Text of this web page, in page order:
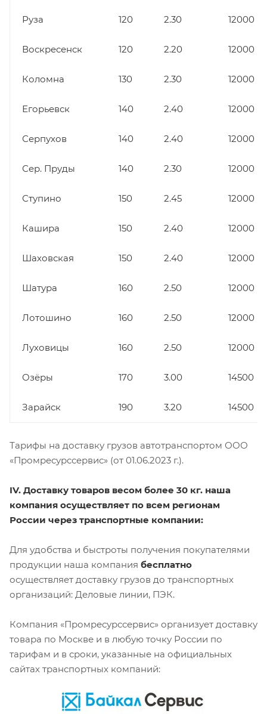
Руза 120 2.30 12000
Воскресенск 120 2.20 12000
Коломна 130 2.30 12000
Егорьевск 140 2.40 12000
Серпухов 140 2.40 12000
Сер. Пруды 140 2.30 12000
Ступино 150 2.45 12000
Кашира 150 2.40 12000
Шаховская 150 2.40 12000
Шатура 160 2.50 12000
Лотошино 160 2.50 12000
Луховицы 160 2.50 12000
Озёры 170 3.00 14500
Зарайск 190 3.20 14500
Тарифы на доставку грузов автотранспортом ООО
«Промресурссервис» (от 01.06.2023 г.).
IV. Доставку товаров весом более 30 кг. наша
компания осуществляет по всем регионам
России через транспортные компании:
Для удобства и быстроты получения покупателями
продукции наша компания бесплатно
осуществляет доставку грузов до транспортных
организаций: Деловые линии, ПЭК.
Компания «Промресурссервис» организует доставку
товара по Москве и в любую точку России по
тарифам и в сроки, указанные на официальных
сайтах транспортных компаний: